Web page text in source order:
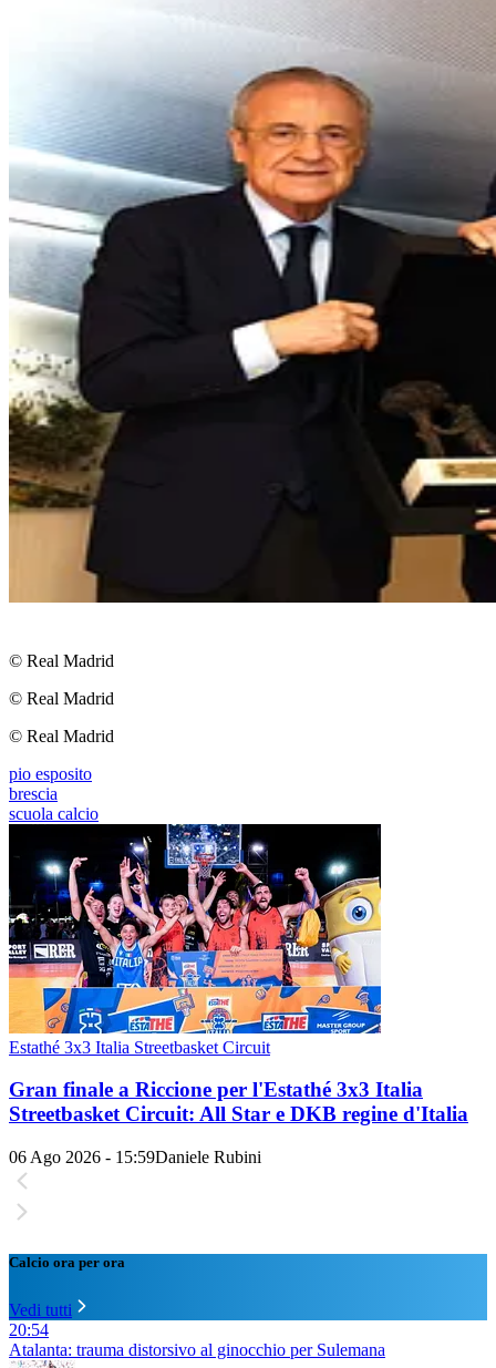
© Real Madrid
© Real Madrid
© Real Madrid
pio esposito
brescia
scuola calcio
Estathé 3x3 Italia Streetbasket Circuit
Gran finale a Riccione per l'Estathé 3x3 Italia
Streetbasket Circuit: All Star e DKB regine d'Italia
06 Ago 2026 - 15:59Daniele Rubini
Calcio ora per ora
Vedi tutti
20:54
Atalanta: trauma distorsivo al ginocchio per Sulemana